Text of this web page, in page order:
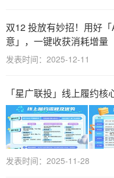
网络
创业
智能 AI
数字化
双12 投放有妙招！用好
意」，一键收获消耗增量
发表时间：2025-12-11
「星广联投」线上履约核
发表时间：2025-11-28